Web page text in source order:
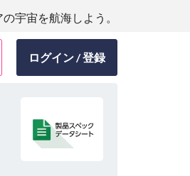
宇宙を航海しよう。
ログイン / 登録